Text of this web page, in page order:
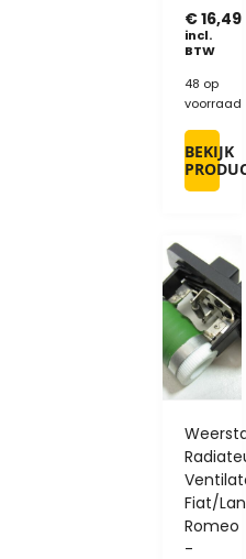
€16,49
incl.
BTW
48 op
voorraad
BEKIJK
Fiat/
Romeo
-